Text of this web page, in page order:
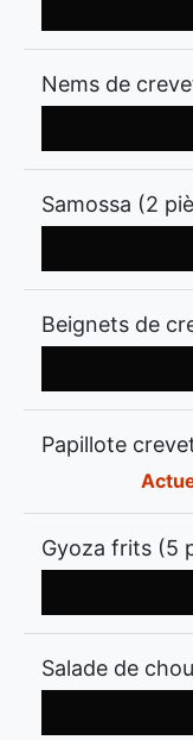
Nems de
Samossa (2
Beignets de
Papillote
Gyoza frits (5
Salade de